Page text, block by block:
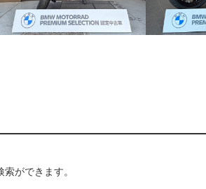
ができます。